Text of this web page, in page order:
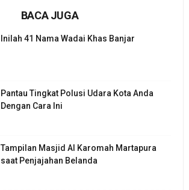
BACA JUGA
Inilah 41 Nama Wadai Khas Banjar
Pantau Tingkat Polusi Udara Kota Anda
Dengan Cara Ini
Tampilan Masjid Al Karomah Martapura
saat Penjajahan Belanda